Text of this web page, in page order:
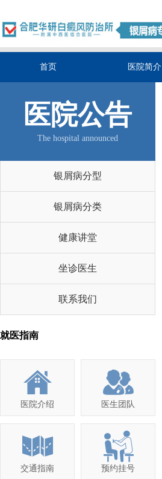
首页 医院简介
医院公告
The hospital announced
银屑病分型
银屑病分类
健康讲堂
坐诊医生
联系我们
就医指南
医院介绍 医生团队
交通指南 预约挂号